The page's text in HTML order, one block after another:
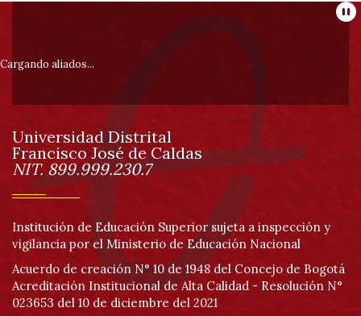
Información
pie
de
página
Cargando aliados...
Información
Universidad Distrital
Francisco José de Caldas
NIT. 899.999.230.7
Institución de Educación Superior sujeta a inspección y
vigilancia por el Ministerio de Educación Nacional
Acuerdo de creación N° 10 de 1948 del Concejo de Bogotá
Acreditación Institucional de Alta Calidad - Resolución N°
023653 del 10 de diciembre del 2021